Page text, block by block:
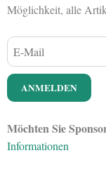
Möglichkeit, alle
Möchten Sie
Informationen